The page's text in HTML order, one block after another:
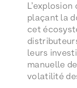
plaçant la
cet
leurs
manuelle
volatilité